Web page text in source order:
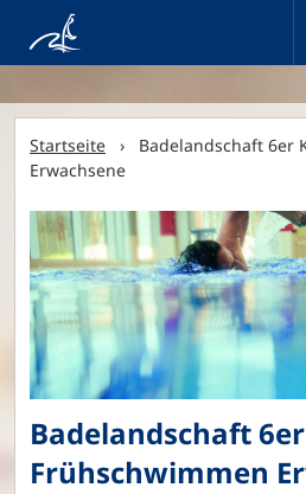
Startseite › Badelandschaft 6er
Erwachsene
Badelandschaft
Frühschwimmen